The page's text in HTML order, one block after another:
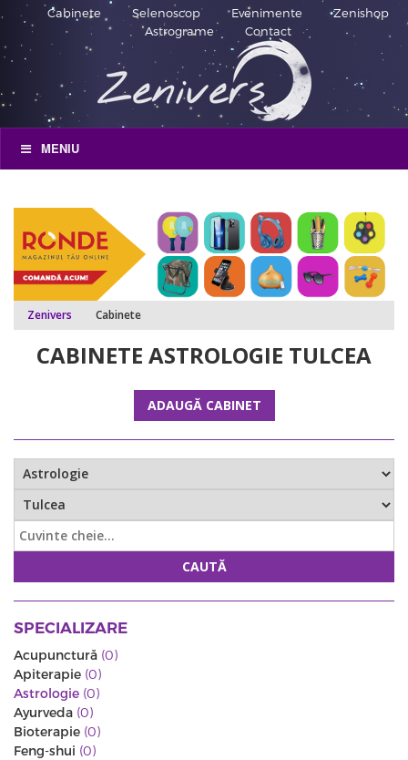
Cabinete Selenoscop Evenimente
Zenishop
Astrograme
Contact
MENIU
Zenivers Cabinete
CABINETE ASTROLOGIE TULCEA
ADAUGĂ CABINET
CAUTĂ
SPECIALIZARE
Acupunctură (0)
Apiterapie (0)
Astrologie (0)
Ayurveda (0)
Bioterapie (0)
Feng-shui (0)